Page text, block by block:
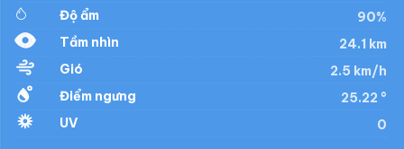
Độ ẩm
90%
Tầm nhìn
24.1 km
Gió
2.5 km/h
Điểm ngưng
25.22 °
UV
0